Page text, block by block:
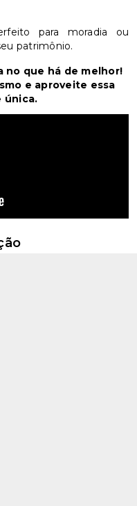
para moradia ou
patrimônio.
no que há de melhor!
e aproveite essa
única.